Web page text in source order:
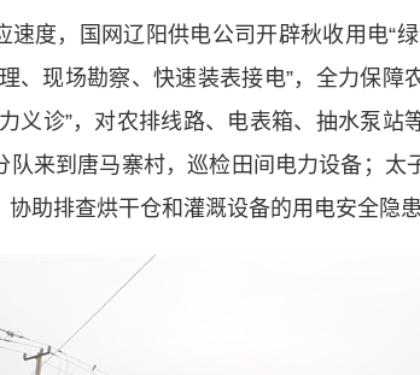
，国网辽阳供电公司开辟秋收用电“绿
、现场勘察、快速装表接电”，全力保
义诊”，对农排线路、电表箱、抽水泵站
队来到唐马寨村，巡检田间电力设备；
助排查烘干仓和灌溉设备的用电安全隐患